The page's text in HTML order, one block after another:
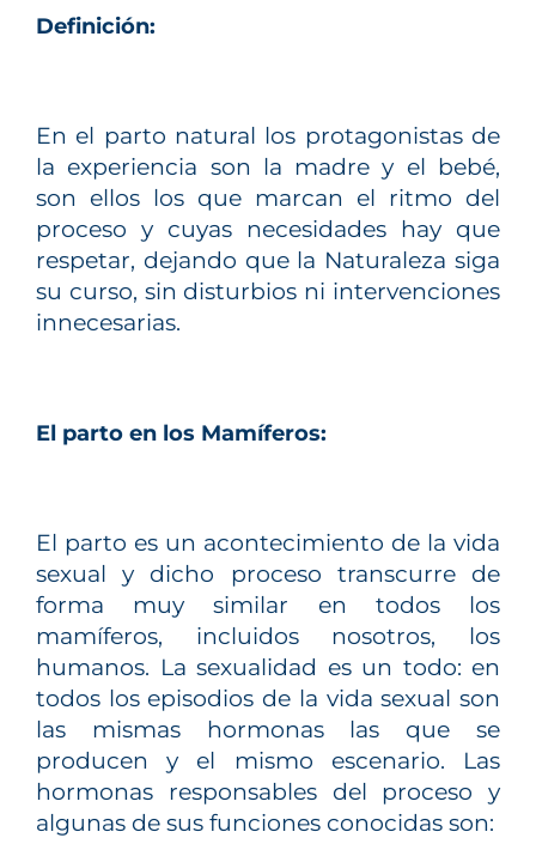
TERAPIAS
GRATIS
Definición:
En el parto natural los protagonistas de
la experiencia son la madre y el bebé,
son ellos los que marcan el ritmo del
proceso y cuyas necesidades hay que
respetar, dejando que la Naturaleza siga
su curso, sin disturbios ni intervenciones
innecesarias.
El parto en los Mamíferos:
El parto es un acontecimiento de la vida
sexual y dicho proceso transcurre de
forma muy similar en todos los
mamíferos, incluidos nosotros, los
humanos. La sexualidad es un todo: en
todos los episodios de la vida sexual son
las mismas hormonas las que se
producen y el mismo escenario. Las
hormonas responsables del proceso y
algunas de sus funciones conocidas son: